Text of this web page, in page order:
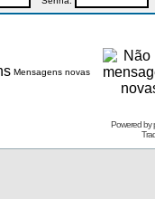
Mensagens novas
Powered by